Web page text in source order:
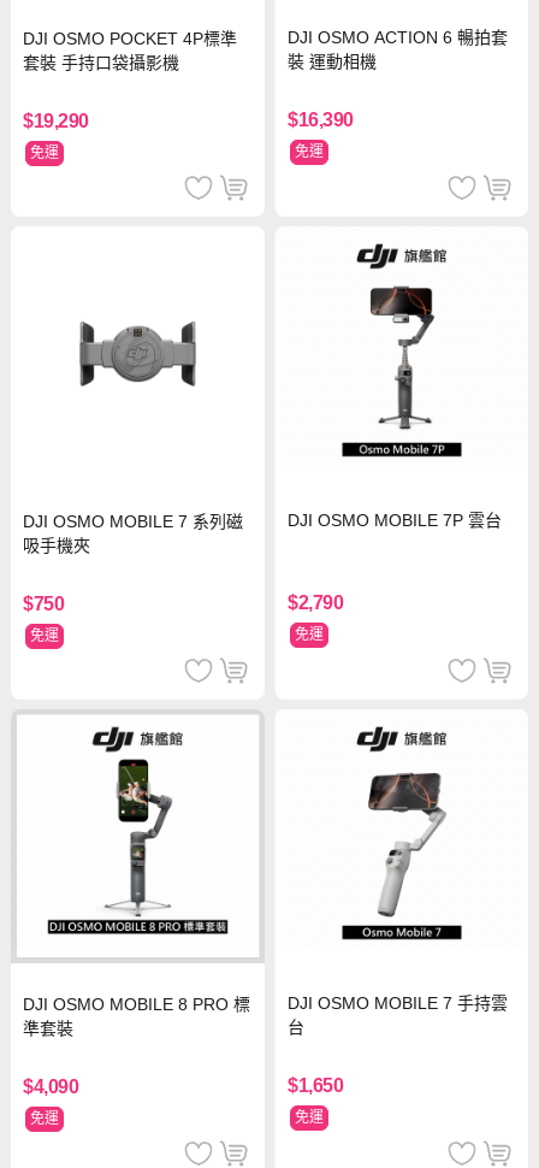
DJI OSMO POCKET 4P標準
套裝 手持口袋攝影機
$19,290
免運
DJI OSMO ACTION 6 暢拍套
裝 運動相機
$16,390
免運
DJI OSMO MOBILE 7 系列磁
吸手機夾
$750
免運
DJI OSMO MOBILE 7P 雲台
$2,790
免運
DJI OSMO MOBILE 8 PRO 標
準套裝
$4,090
免運
DJI OSMO MOBILE 7 手持雲
台
$1,650
免運